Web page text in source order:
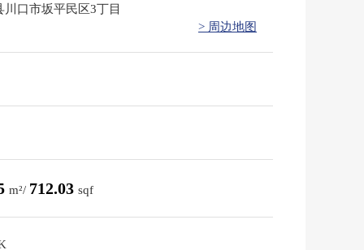
川口市坂平民区3丁目
> 周边地图
m²/ 712.03 sqf